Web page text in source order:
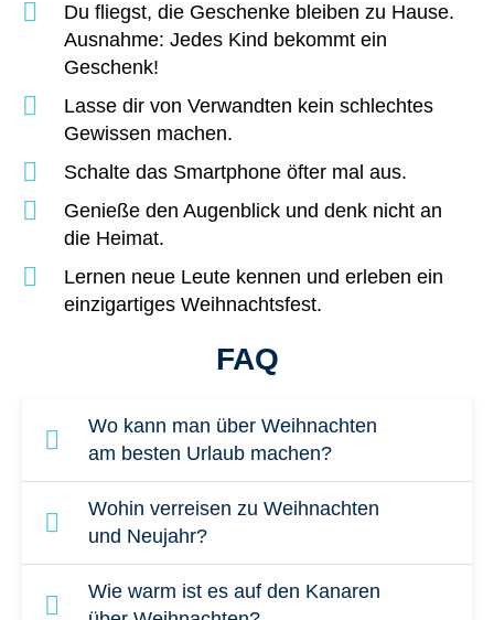
Du fliegst, die Geschenke bleiben zu Hause.
Ausnahme: Jedes Kind bekommt ein
Geschenk!
Lasse dir von Verwandten kein schlechtes
Gewissen machen.
Schalte das Smartphone öfter mal aus.
Genieße den Augenblick und denk nicht an
die Heimat.
Lernen neue Leute kennen und erleben ein
einzigartiges Weihnachtsfest.
FAQ
Wo kann man über Weihnachten
am besten Urlaub machen?
Schnee oder Strand – wo möchtest du
Weihnachten verbringen? Attraktive
Reiseziele im Norden und im Süden findest
du auf der ganzen Welt. Wer es sehr warm
Wohin verreisen zu Weihnachten
und Neujahr?
Das hängt ganz davon ab, wie du das Jahr
Wie warm ist es auf den Kanaren